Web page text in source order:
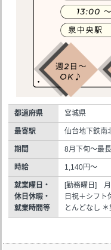
都道府県 宮城県
最寄駅 仙台地下鉄
期間 8月下旬～最
時給 1,140円～
就業曜日・
休日休暇・
就業時間等
[勤務曜日]
日祝＋シフ
とんどなし